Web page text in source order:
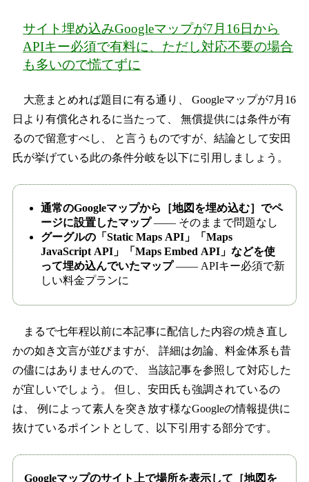
サイト埋め込みGoogleマップが7月16日から
APIキー必須で有料に、ただし対応不要の場合
も多いので慌てずに
大意まとめれば題目に有る通り、 Googleマップが7月16
日より有償化されるに当たって、 無償提供には条件が有
るので留意すべし、 と言うものですが、結論として安田
氏が挙げている此の条件分岐を以下に引用しましょう。
通常のGoogleマップから［地図を埋め込む］でペ
ージに設置したマップ―― そのままで問題なし
グーグルの「Static Maps API」「Maps
JavaScript API」「Maps Embed API」などを使
って埋め込んでいたマップ―― APIキー必須で新
しい料金プランに
まるで七年程以前に本記事に配信した内容の焼き直し
かの如き文言が並びますが、 詳細は勿論、料金体系も昔
の儘にはありませんので、 当該記事を参照して対応した
が宜しいでしょう。 但し、安田氏も強調されているの
は、 例によって素人を突き放す様なGoogleの情報提供に
抜けているポイントとして、以下引用する部分です。
Googleマップのサイト上で場所を表示して［地図を